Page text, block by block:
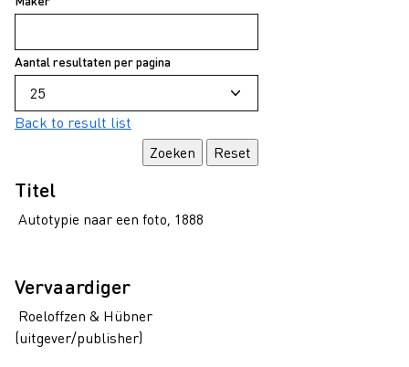
Aantal resultaten per pagina
Back to result list
Titel
Autotypie naar een foto, 1888
Vervaardiger
Roeloffzen & Hübner
(uitgever/publisher)